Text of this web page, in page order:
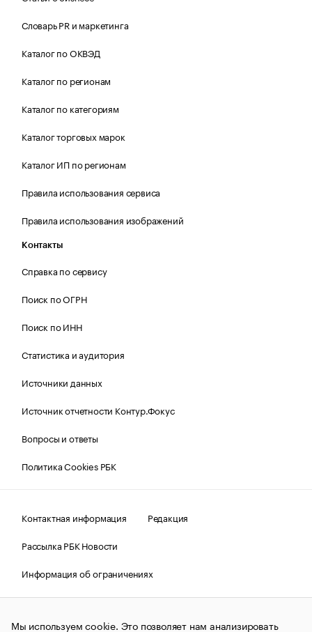
Словарь PR и маркетинга
Каталог по ОКВЭД
Каталог по регионам
Каталог по категориям
Каталог торговых марок
Каталог ИП по регионам
Правила использования сервиса
Правила использования изображений
Контакты
Справка по сервису
Поиск по ОГРН
Поиск по ИНН
Статистика и аудитория
Источники данных
Источник отчетности Контур.Фокус
Вопросы и ответы
Политика Cookies РБК
Контактная информация
Редакция
Рассылка РБК Новости
Информация об ограничениях
Правовая информация
О соблюдении авторских прав
© АО «РОСБИЗНЕСКОНСАЛТИНГ»,1995–2026.Сообщения
Мы используем cookie. Это позволяет нам анализировать